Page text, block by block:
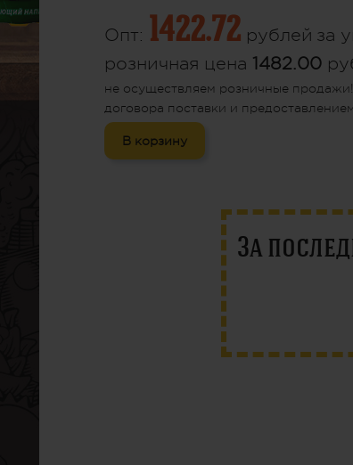
Опт: 1422.72 рублей за
розничная цена 1482.00
не осуществляем розничные
договора поставки и
В корзину
За